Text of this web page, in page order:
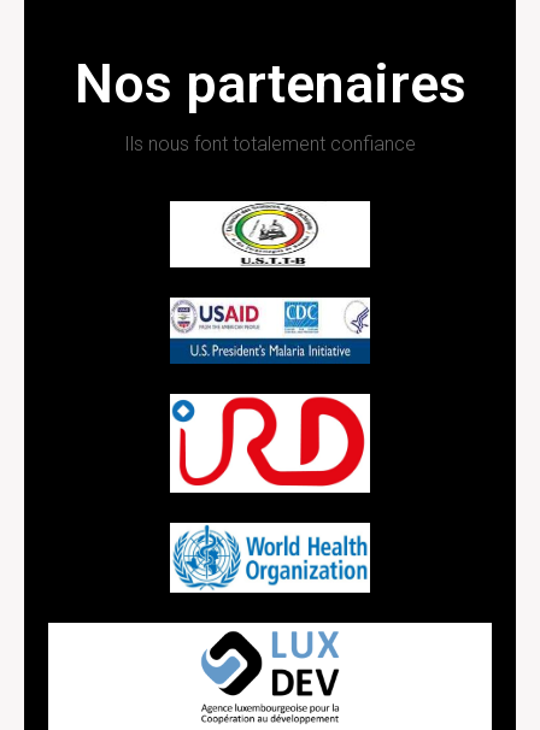
Nos partenaires
Ils nous font totalement confiance